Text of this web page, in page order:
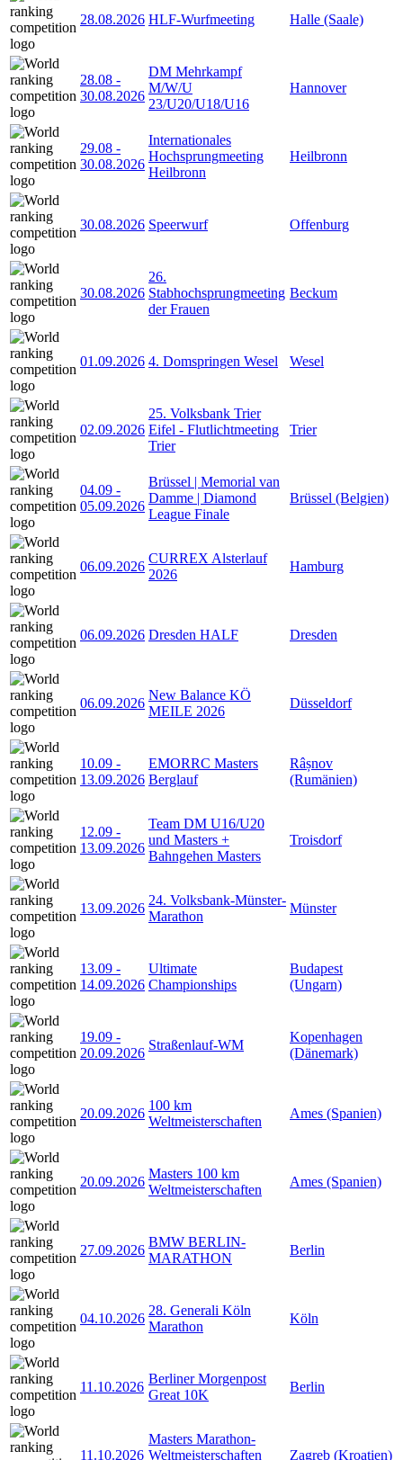
28.08.2026 HLF-Wurfmeeting Halle (Saale)
28.08 -
30.08.2026
DM Mehrkampf
M/W/U
23/U20/U18/U16
Hannover
29.08 -
30.08.2026
Internationales
Hochsprungmeeting
Heilbronn
Heilbronn
30.08.2026 Speerwurf Offenburg
30.08.2026
26.
Stabhochsprungmeeting
der Frauen
Beckum
01.09.2026 4. Domspringen Wesel Wesel
02.09.2026
25. Volksbank Trier
Eifel - Flutlichtmeeting
Trier
Trier
04.09 -
05.09.2026
Brüssel | Memorial van
Damme | Diamond
League Finale
Brüssel (Belgien)
06.09.2026
CURREX Alsterlauf
2026
Hamburg
06.09.2026 Dresden HALF Dresden
06.09.2026
New Balance KÖ
MEILE 2026
Düsseldorf
10.09 -
13.09.2026
EMORRC Masters
Berglauf
Râșnov
(Rumänien)
12.09 -
13.09.2026
Team DM U16/U20
und Masters +
Bahngehen Masters
Troisdorf
13.09.2026
24. Volksbank-Münster-
Marathon
Münster
13.09 -
14.09.2026
Ultimate
Championships
Budapest
(Ungarn)
19.09 -
20.09.2026
Straßenlauf-WM
Kopenhagen
(Dänemark)
20.09.2026
100 km
Weltmeisterschaften
Ames (Spanien)
20.09.2026
Masters 100 km
Weltmeisterschaften
Ames (Spanien)
27.09.2026
BMW BERLIN-
MARATHON
Berlin
04.10.2026
28. Generali Köln
Marathon
Köln
11.10.2026
Berliner Morgenpost
Great 10K
Berlin
11.10.2026
Masters Marathon-
Weltmeisterschaften
Zagreb (Kroatien)